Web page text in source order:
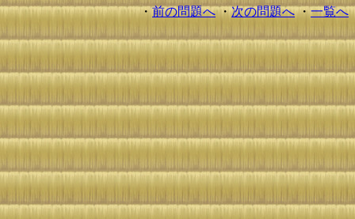
・前の問題へ・次の問題へ・一覧へ